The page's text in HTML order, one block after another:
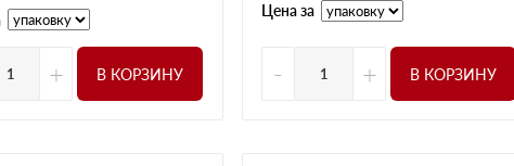
+ В КОРЗИНУ
Цена за
- + В КОРЗИНУ